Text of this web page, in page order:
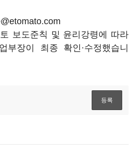
보도준칙 및 윤리강령에 따라
부장이 최종 확인·수정했습니